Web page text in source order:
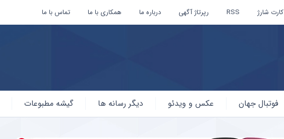
کارت شارژ RSS رپرتاژ آگهی درباره ما همکاری با ما تماس با ما
فوتبال جهان عکس و ویدئو دیگر رسانه ها گیشه مطبوعات